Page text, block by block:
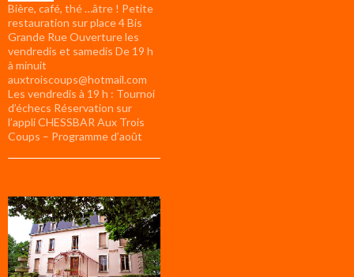
Bière, café, thé …âtre ! Petite
restauration sur place 4 Bis
Grande Rue Ouverture les
vendredis et samedis De 19 h
à minuit
auxtroiscoups@hotmail.com
Les vendredis à 19 h : Tournoi
d’échecs Réservation sur
l’appli CHESSBAR Aux Trois
Coups – Programme d’août